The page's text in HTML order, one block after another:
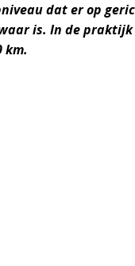
dat er op
is. In de
km.